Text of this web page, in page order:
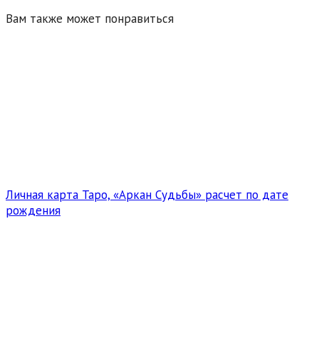
Вам также может понравиться
Личная карта Таро, «Аркан Судьбы» расчет по дате
рождения